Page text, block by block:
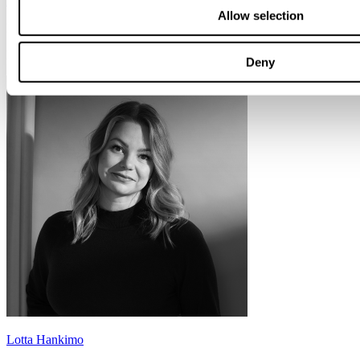
Allow selection
Deny
Lotta Hankimo